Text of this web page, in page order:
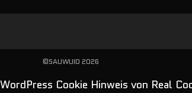
©SAUWUID 2026
WordPress Cookie Hinweis von Real